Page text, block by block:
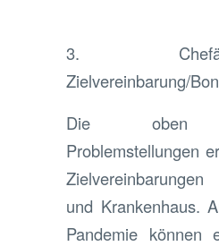
3.
Zielvereinbarung/
Die oben
Problemstellungen
und Krankenhaus.
Pandemie können